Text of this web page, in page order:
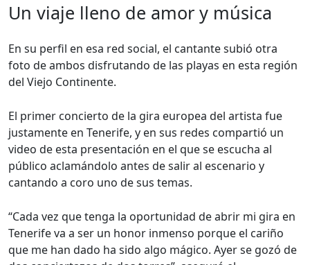
Un viaje lleno de amor y música
En su perfil en esa red social, el cantante subió otra
foto de ambos disfrutando de las playas en esta región
del Viejo Continente.
El primer concierto de la gira europea del artista fue
justamente en Tenerife, y en sus redes compartió un
video de esta presentación en el que se escucha al
público aclamándolo antes de salir al escenario y
cantando a coro uno de sus temas.
“Cada vez que tenga la oportunidad de abrir mi gira en
Tenerife va a ser un honor inmenso porque el cariño
que me han dado ha sido algo mágico. Ayer se gozó de